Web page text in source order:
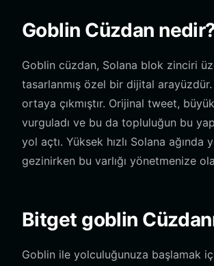
Goblin Cüzdan
Goblin cüzdan, Solana blok zinciri
tasarlanmış özel bir dijital arayüzdür.
ortaya çıkmıştır. Orijinal tweet,
vurguladı ve bu da topluluğun bu
yol açtı. Yüksek hızlı Solana
gezinirken bu varlığı yönetmenize
Bitget goblin
Goblin ile yolculuğunuza başlamak